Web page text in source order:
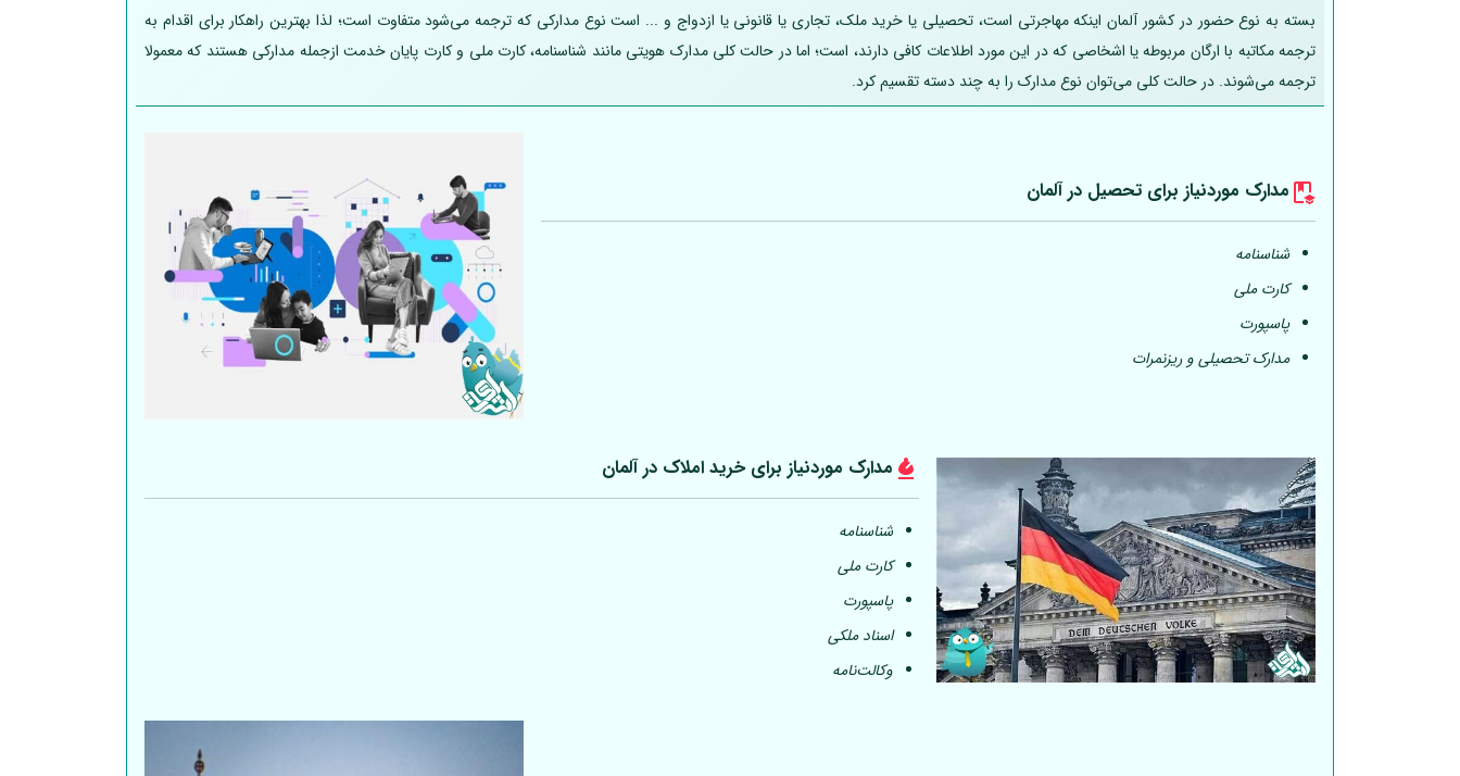
بسته به نوع حضور در کشور آلمان اینکه مهاجرتی است، تحصیلی یا خرید ملک، تجاری یا قانونی یا ازدواج و ... است نوع مدارکی که ترجمه می‌شود متفاوت است؛ لذا بهترین راهکار برای اقدام به
ترجمه مکاتبه با ارگان مربوطه یا اشخاصی که در این مورد اطلاعات کافی دارند، است؛ اما در حالت کلی مدارک هویتی مانند شناسنامه، کارت ملی و کارت پایان خدمت ازجمله مدارکی هستند که معمولا
ترجمه می‌شوند. در حالت کلی می‌توان نوع مدارک را به چند دسته تقسیم کرد.
مدارک موردنیاز برای تحصیل درآلمان
شناسنامه
کارت ملی
پاسپورت
مدارک تحصیلی و ریزنمرات
مدارک موردنیاز برای خرید املاک درآلمان
شناسنامه
کارت ملی
پاسپورت
اسناد ملکی
وکالت‌نامه